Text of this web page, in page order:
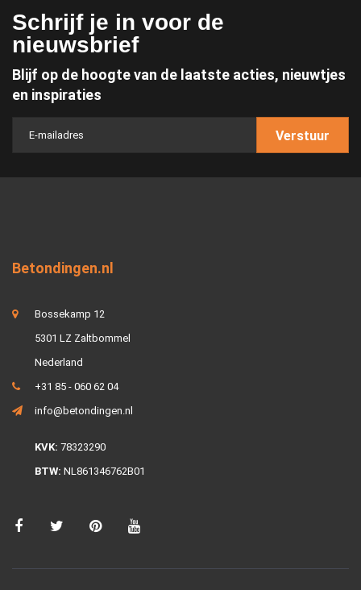
Schrijf je in voor de
nieuwsbrief
Blijf op de hoogte van de laatste acties, nieuwtjes
en inspiraties
Verstuur
Betondingen.nl
Bossekamp 12
5301 LZ Zaltbommel
Nederland
+31 85 - 060 62 04
info@betondingen.nl
KVK: 78323290
BTW: NL861346762B01